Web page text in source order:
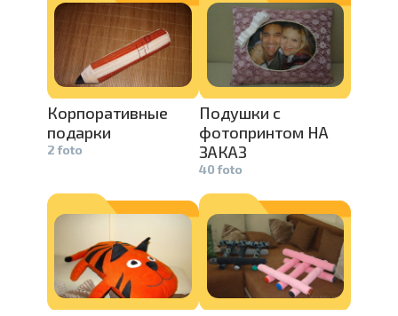
Корпоратив­ные
подарки
2 foto
Подушки с
фотопринто­м НА
ЗАКАЗ
40 foto